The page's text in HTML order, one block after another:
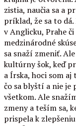
zistia, naučia sa a
príklad, že sa to
v Anglicku, Prahe
medzinárodné
sa snaží zmeniť.
kultúrny šok, keď
a Írska, hoci som
čo sa blyští a nie
všetkom. Ale
zmeny a teším sa,
prispela k